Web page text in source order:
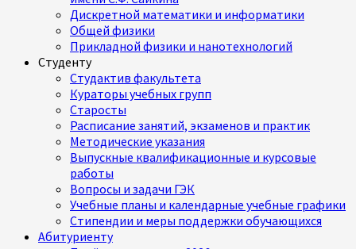
Дискретной математики и информатики
Общей физики
Прикладной физики и нанотехнологий
Студенту
Студактив факультета
Кураторы учебных групп
Старосты
Расписание занятий, экзаменов и практик
Методические указания
Выпускные квалификационные и курсовые
работы
Вопросы и задачи ГЭК
Учебные планы и календарные учебные графики
Стипендии и меры поддержки обучающихся
Абитуриенту